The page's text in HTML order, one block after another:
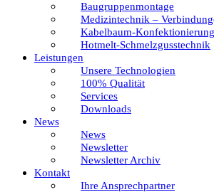
Baugruppenmontage
Medizintechnik –
Kabelbaum-Konfektionierung
Hotmelt-Schmelzgusstechnik
Leistungen
Unsere Technologien
100% Qualität
Services
Downloads
News
News
Newsletter
Newsletter Archiv
Kontakt
Ihre Ansprechpartner